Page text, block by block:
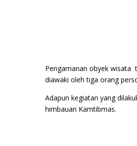
Pengamanan obyek wisata
diawaki oleh tiga orang
Adapun kegiatan yang
himbauan Kamtibmas.